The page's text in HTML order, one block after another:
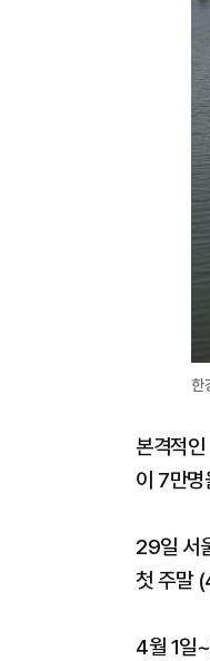
한
본격적
이 7만명
29일 서
첫 주말
4월 1일